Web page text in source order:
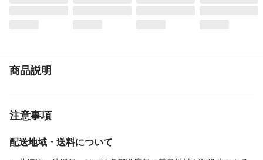
商品説明
注意事項
配送地域・送料について